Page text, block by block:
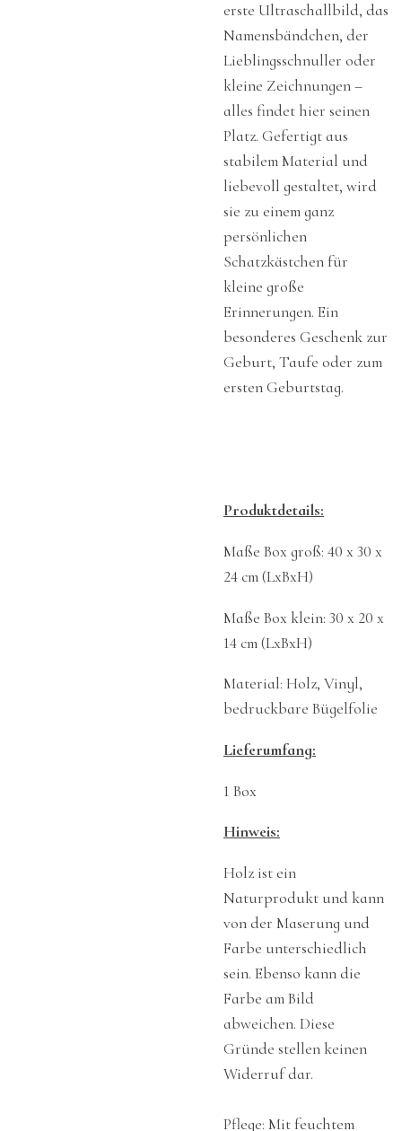
erste Ultraschallbild, das
Namensbändchen, der
Lieblingsschnuller oder
kleine Zeichnungen –
alles findet hier seinen
Platz. Gefertigt aus
stabilem Material und
liebevoll gestaltet, wird
sie zu einem ganz
persönlichen
Schatzkästchen für
kleine große
Erinnerungen. Ein
besonderes Geschenk zur
Geburt, Taufe oder zum
ersten Geburtstag.
Produktdetails:
Maße Box groß: 40 x 30 x
24 cm (LxBxH)
Maße Box klein: 30 x 20 x
14 cm (LxBxH)
Material: Holz, Vinyl,
bedruckbare Bügelfolie
Lieferumfang:
1 Box
Hinweis:
Holz ist ein
Naturprodukt und kann
von der Maserung und
Farbe unterschiedlich
sein. Ebenso kann die
Farbe am Bild
abweichen. Diese
Gründe stellen keinen
Widerruf dar.
Pflege: Mit feuchtem